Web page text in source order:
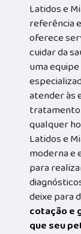
Latidos e
referência
oferece
cuidar da
uma
atender às
tratamento
qualquer
Latidos e
moderna e
para
deixe para
cotação e
que seu